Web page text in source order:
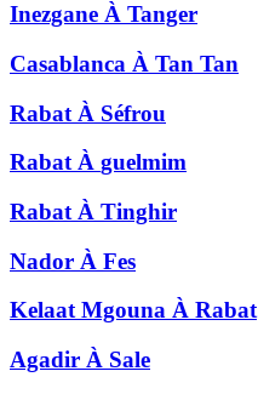
Inezgane À Tanger
Casablanca À Tan Tan
Rabat À Séfrou
Rabat À guelmim
Rabat À Tinghir
Nador À Fes
Kelaat Mgouna À Rabat
Agadir À Sale